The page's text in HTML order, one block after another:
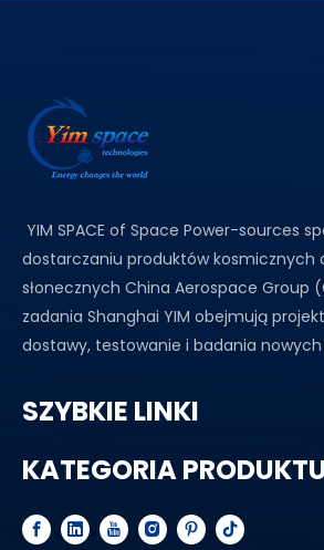
YIM SPACE of Space Power-sources
dostarczaniu produktów kosmicznych
słonecznych China Aerospace Group
zadania Shanghai YIM obejmują
dostawy, testowanie i badania nowych
SZYBKIE LINKI
KATEGORIA